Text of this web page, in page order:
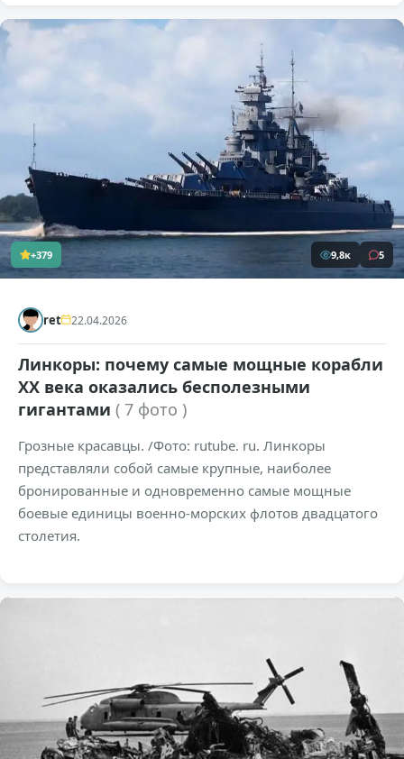
+379 9,8к 5
ret 22.04.2026
Линкоры: почему самые мощные корабли
XX века оказались бесполезными
гигантами ( 7 фото )
Грозные красавцы. /Фото: rutube. ru. Линкоры
представляли собой самые крупные, наиболее
бронированные и одновременно самые мощные
боевые единицы военно-морских флотов двадцатого
столетия.